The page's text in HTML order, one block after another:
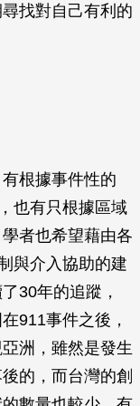
找對自己有利的
根據事件性的
也有只根據區域
者也希望藉由各
與介入協助的建
30年的追蹤，
911事件之後，
洲，雖然是發生
的，而台灣的創